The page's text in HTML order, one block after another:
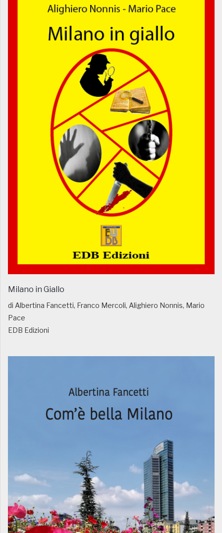
Milano in Giallo
di Albertina Fancetti, Franco Mercoli, Alighiero Nonnis, Mario
Pace
EDB Edizioni